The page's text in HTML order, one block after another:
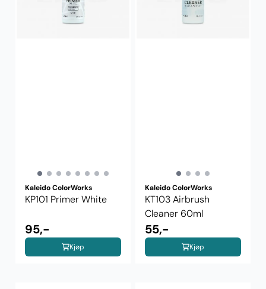
Kaleido ColorWorks
KP101 Primer White
95,-
Kjøp
Kaleido ColorWorks
KT103 Airbrush
Cleaner 60ml
55,-
Kjøp